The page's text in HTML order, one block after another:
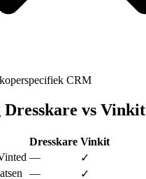
CRM
vs Vinkit
Dresskare Vinkit
—
✓
— ✓